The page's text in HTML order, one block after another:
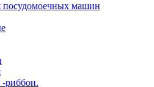
посудомоечных машин
-риббон.